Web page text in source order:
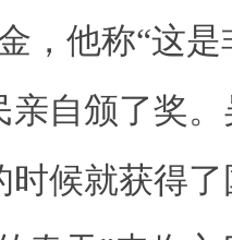
，他称“这
亲自颁了奖
时候就获得